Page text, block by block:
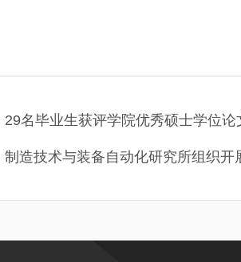
29名毕业生获评学院优秀硕士学位论
制造技术与装备自动化研究所组织开